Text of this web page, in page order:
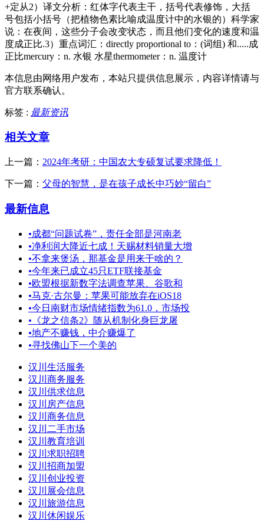
+定从2）译文分析：红体字代表主干，括号代表修饰，大括
号包括小括号（把植物色素比喻成温度计中的水银的）科学家
说：在夜间，这些分子会改变状态，而且他们变化的速度和温
度成正比.3）重点词汇：directly proportional to：(词组) 和.....成
正比mercury：n. 水银 水星thermometer：n. 温度计
本信息由网络用户发布， 本站只提供信息展示，内容详情请与
官方联系确认。
标签 : 最新资讯
相关文章
上一篇： 2024年考研：中国农大专硕复试要求降低！
下一篇： 父母的智慧，是在孩子成长中巧妙“留白”
最新信息
•成都“问题试卷”，责任全部是河南老
•净利润大降近七成！天赐材料销量大增
•不拿来煲汤，那基金是用来干啥的？
•今年来已成立45只ETF联接基金
•欧盟根据新数字法调查苹果、谷歌和
•马克·古尔曼：苹果可能放弃在iOS18
•今日南财市场情绪指数为61.0，市场投
• 《龙之信条2》随从机制化身巨龙屠
•地产不赚钱，中介赚爆了
•寻找佛山下一个美的
汉川生活服务
汉川商务服务
汉川供求信息
汉川房产信息
汉川商务信息
汉川二手市场
汉川教育培训
汉川求职招聘
汉川招商加盟
汉川创业投资
汉川展会信息
汉川旅游信息
汉川休闲娱乐